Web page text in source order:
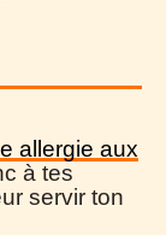
allergie aux
à tes
servir ton